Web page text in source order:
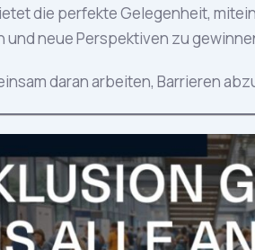
die perfekte Gelegenheit,
und neue Perspektiven zu
daran arbeiten, Barrieren